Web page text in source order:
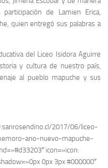
de Lamien Erica,
quien entregó sus palabras a
del Liceo Isidora Aguirre
y cultura de nuestro país,
al pueblo mapuche y sus
2017/06/liceo-
ano-nuevo-mapuche-
icon=»icon:
0px 3px #000000″